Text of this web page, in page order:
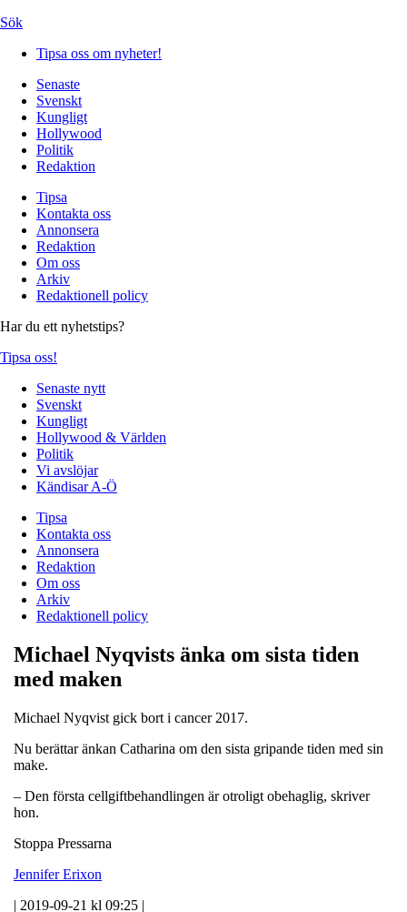
Sök
Tipsa oss om nyheter!
Senaste
Svenskt
Kungligt
Hollywood
Politik
Redaktion
Tipsa
Kontakta oss
Annonsera
Redaktion
Om oss
Arkiv
Redaktionell policy
Har du ett nyhetstips?
Tipsa oss!
Senaste nytt
Svenskt
Kungligt
Hollywood & Världen
Politik
Vi avslöjar
Kändisar A-Ö
Tipsa
Kontakta oss
Annonsera
Redaktion
Om oss
Arkiv
Redaktionell policy
Michael Nyqvists änka om sista tiden
med maken
Michael Nyqvist gick bort i cancer 2017.
Nu berättar änkan Catharina om den sista gripande tiden med sin
make.
– Den första cellgiftbehandlingen är otroligt obehaglig, skriver
hon.
Stoppa Pressarna
Jennifer Erixon
| 2019-09-21 kl 09:25 |